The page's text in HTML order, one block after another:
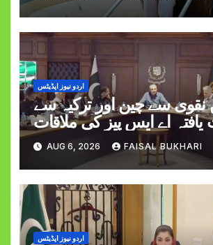
اردو نیوز اپڈیٹس
سے چین اور ترکیہ سے
یافتہ اے ایس پیز کی ملاقات
AUG 6, 2026 FAISAL BUKHARI
اردو نیوز اپڈیٹس